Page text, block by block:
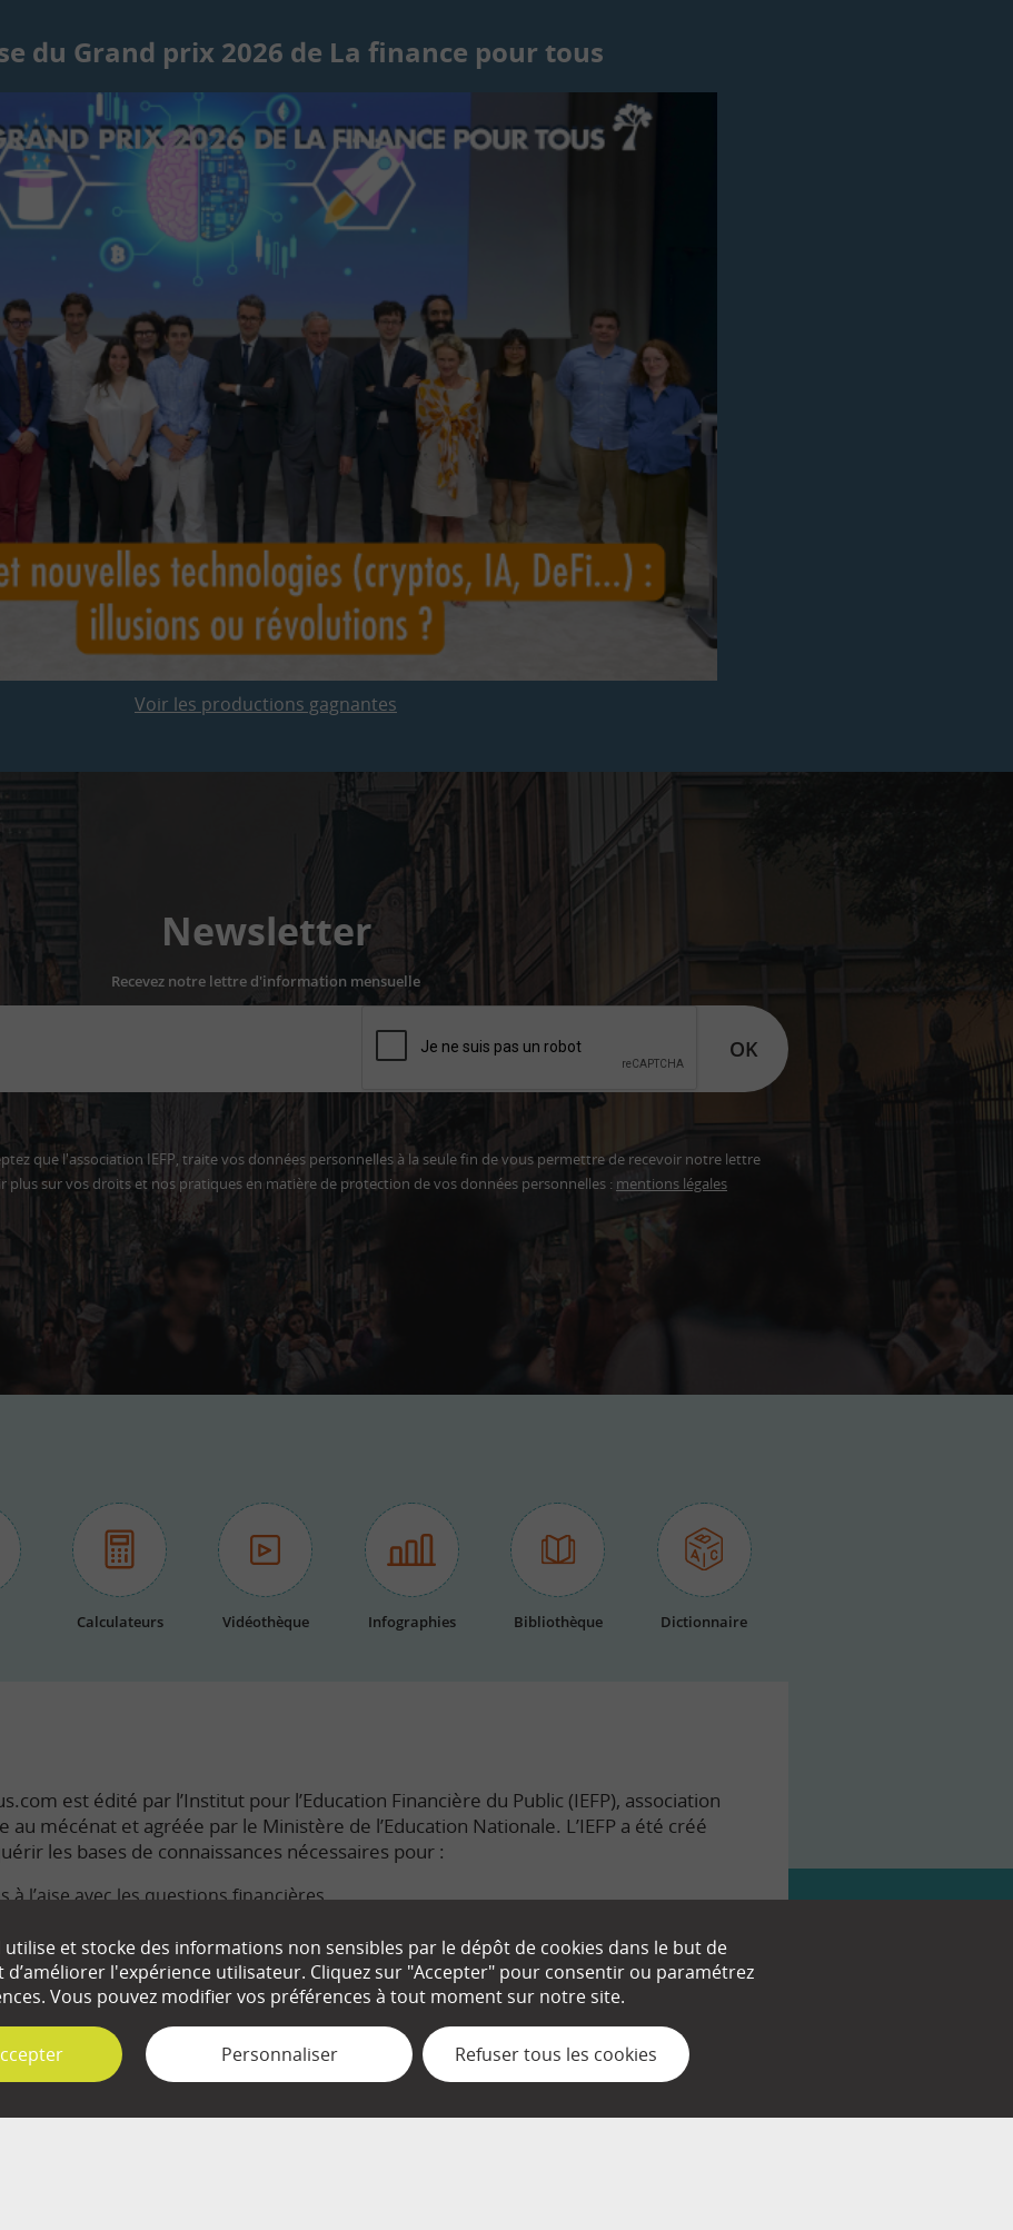
du Grand prix 2026 de La finance pour tous
Voir les productions gagnantes
Newsletter
Recevez notre lettre d'information mensuelle
OK
que l'association IEFP, traite vos données personnelles à la seule fin de vous permettre de recevoir notre lettre
plus sur vos droits et nos pratiques en matière de protection de vos données personnelles : mentions légales
Calculateurs Vidéothèque Infographies Bibliothèque Dictionnaire
est édité par l’Institut pour l’Education Financière du Public (IEFP), association
au mécénat et agréée par le Ministère de l’Education Nationale. L’IEFP a été créé
les bases de connaissances nécessaires pour :
à l’aise avec les questions financières.
les enjeux économiques du monde dans lequel nous vivons.
connaissance de cause les décisions qui nous concernent.
et stocke des informations non sensibles par le dépôt de cookies dans le but de
l'expérience utilisateur. Cliquez sur "Accepter" pour consentir ou paramétrez
Vous pouvez modifier vos préférences à tout moment sur notre site.
Personnaliser Refuser tous les cookies